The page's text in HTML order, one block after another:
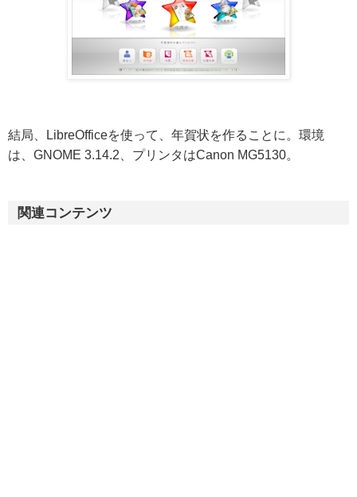
結局、LibreOfficeを使って、年賀状を作ることに。環境
は、GNOME 3.14.2、プリンタはCanon MG5130。
関連コンテンツ